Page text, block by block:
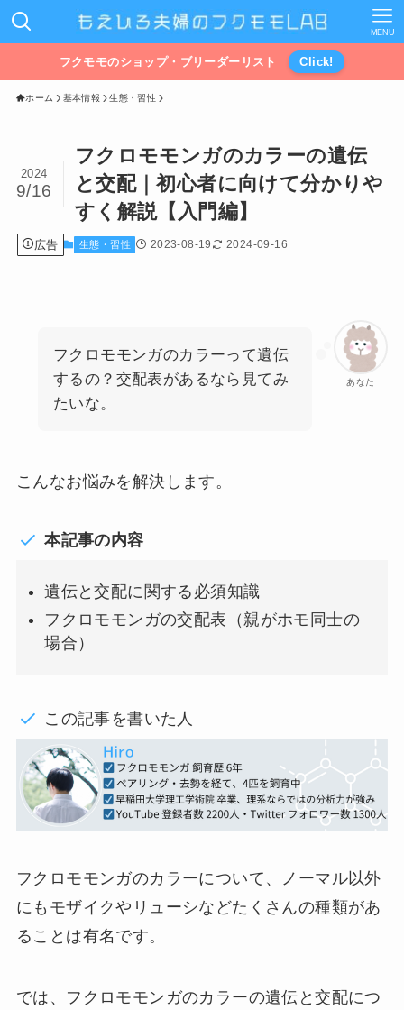
MENU
フクモモのショップ・ブリーダーリスト Click!
ホーム 基本情報 生態・習性
フクロモモンガのカラーの遺伝
と交配｜初心者に向けて分かりや
すく解説【入門編】
2024
9/16
広告 生態・習性 2023-08-19 2024-09-16
あなた
フクロモモンガのカラーって遺伝
するの？交配表があるなら見てみ
たいな。
こんなお悩みを解決します。
本記事の内容
遺伝と交配に関する必須知識
フクロモモンガの交配表（親がホモ同士の
場合）
この記事を書いた人
フクロモモンガのカラーについて、ノーマル以外
にもモザイクやリューシなどたくさんの種類があ
ることは有名です。
では、フクロモモンガのカラーの遺伝と交配につ